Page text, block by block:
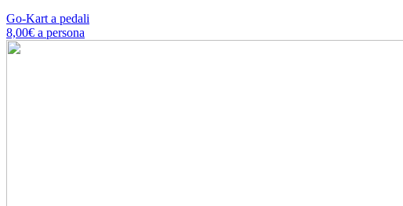
Go-Kart a pedali
8,00€ a persona